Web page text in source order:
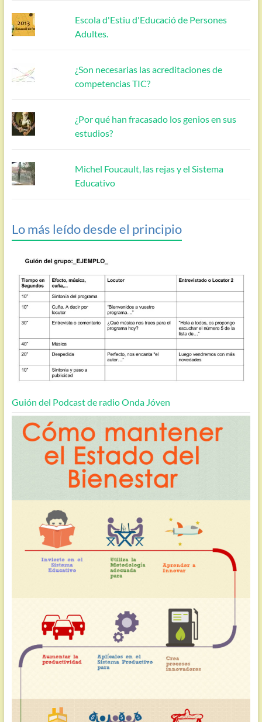
Escola d'Estiu d'Educació de Persones
Adultes.
¿Son necesarias las acreditaciones de
competencias TIC?
¿Por qué han fracasado los genios en sus
estudios?
Michel Foucault, las rejas y el Sistema
Educativo
Lo más leído desde el principio
Guión del Podcast de radio Onda Jóven